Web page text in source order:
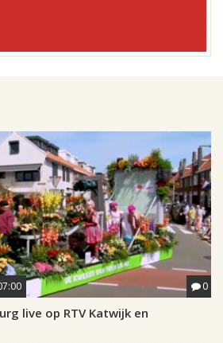
0
live op RTV Katwijk en